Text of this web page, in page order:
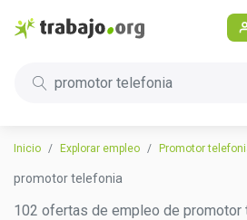
promotor telefonia
Inicio Explorar empleo Promotor
promotor telefonia
102 ofertas de empleo de promotor